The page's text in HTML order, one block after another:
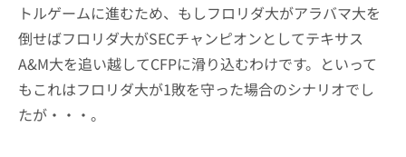
トルゲームに進むため、もしフロリダ大がアラバマ大を
倒せばフロリダ大がSECチャンピオンとしてテキサス
A&M大を追い越してCFPに滑り込むわけです。といって
もこれはフロリダ大が1敗を守った場合のシナリオでし
たが・・・。